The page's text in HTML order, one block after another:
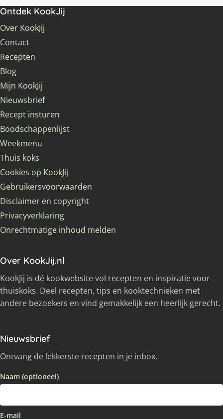
Ontdek KookJij
Over KookJij
Contact
Recepten
Blog
Mijn KookJij
Nieuwsbrief
Recept insturen
Boodschappenlijst
Weekmenu
Thuis koks
Cookies op KookJij
Gebruikersvoorwaarden
Disclaimer en copyright
Privacyverklaring
Onrechtmatige inhoud melden
Over KookJij.nl
KookJij is dé kookwebsite vol recepten en inspiratie voor
thuiskoks. Deel recepten, tips en kooktechnieken met
andere bezoekers en vind gemakkelijk een heerlijk gerecht.
Nieuwsbrief
Ontvang de lekkerste recepten in je inbox.
Naam (optioneel)
E-mail